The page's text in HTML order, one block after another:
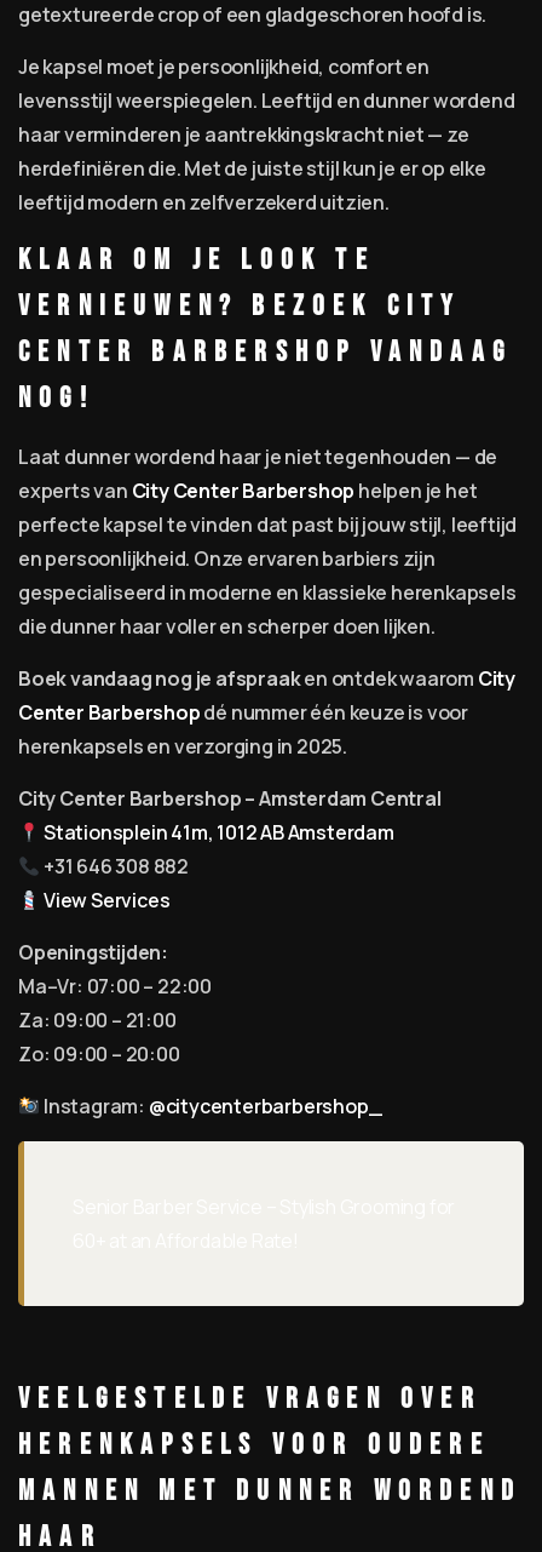
getextureerde crop of een gladgeschoren hoofd is.
Je kapsel moet je persoonlijkheid, comfort en
levensstijl weerspiegelen. Leeftijd en dunner wordend
haar verminderen je aantrekkingskracht niet — ze
herdefiniëren die. Met de juiste stijl kun je er op elke
leeftijd modern en zelfverzekerd uitzien.
Klaar om je look te
vernieuwen? Bezoek City
Center Barbershop vandaag
nog!
Laat dunner wordend haar je niet tegenhouden — de
experts van City Center Barbershop helpen je het
perfecte kapsel te vinden dat past bij jouw stijl, leeftijd
en persoonlijkheid. Onze ervaren barbiers zijn
gespecialiseerd in moderne en klassieke herenkapsels
die dunner haar voller en scherper doen lijken.
Boek vandaag nog je afspraaken ontdek waarom City
Center Barbershopdé nummer één keuze is voor
herenkapsels en verzorging in 2025.
City Center Barbershop – Amsterdam Central
Stationsplein 41m, 1012 AB Amsterdam
+31 646 308 882
View Services
Openingstijden:
Ma–Vr: 07:00 – 22:00
Za: 09:00 – 21:00
Zo: 09:00 – 20:00
Instagram: @citycenterbarbershop_
Veelgestelde vragen over
herenkapsels voor oudere
mannen met dunner wordend
haar